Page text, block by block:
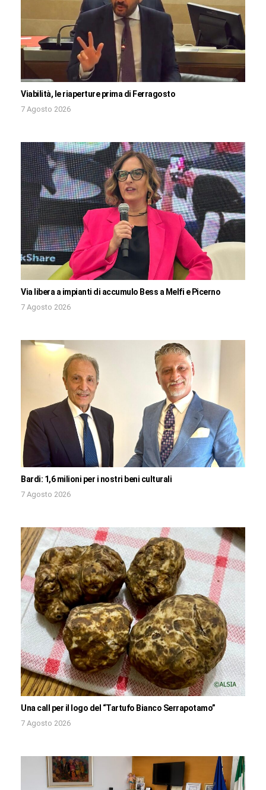
Viabilità, le riaperture prima di Ferragosto
7 Agosto 2026
Via libera a impianti di accumulo Bess a Melfi e Picerno
7 Agosto 2026
Bardi: 1,6 milioni per i nostri beni culturali
7 Agosto 2026
Una call per il logo del “Tartufo Bianco Serrapotamo”
7 Agosto 2026